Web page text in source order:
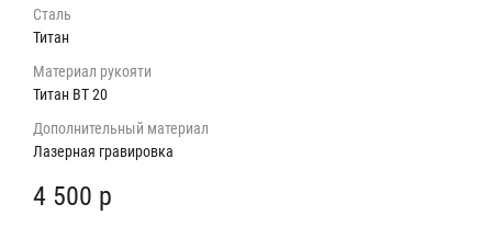
Сталь
Титан
Материал рукояти
Титан ВТ 20
Дополнительный материал
Лазерная гравировка
4 500 р